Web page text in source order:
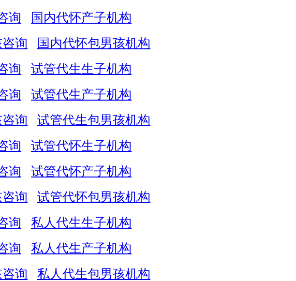
询
国内代怀产子机构
询
国内代怀包男孩机构
询
试管代生生子机构
询
试管代生产子机构
询
试管代生包男孩机构
询
试管代怀生子机构
询
试管代怀产子机构
询
试管代怀包男孩机构
询
私人代生生子机构
询
私人代生产子机构
询
私人代生包男孩机构